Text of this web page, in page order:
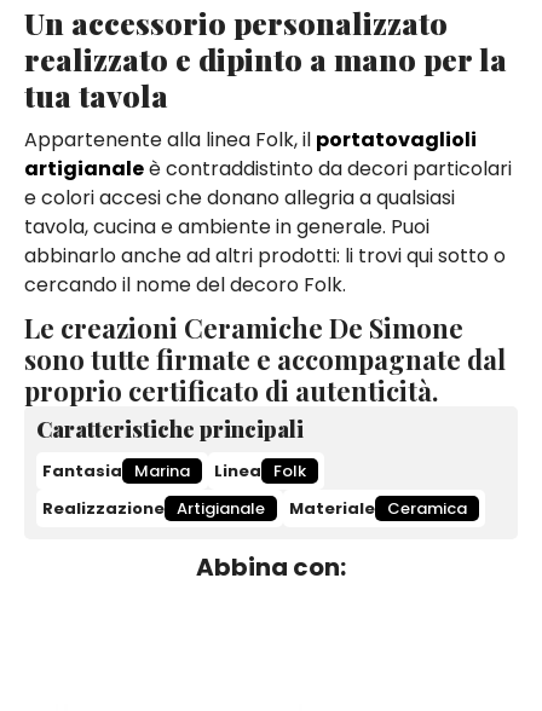
Un accessorio personalizzato
realizzato e dipinto a mano per la
tua tavola
Appartenente alla linea Folk, il portatovaglioli
artigianaleè contraddistinto da decori particolari
e colori accesi che donano allegria a qualsiasi
tavola, cucina e ambiente in generale. Puoi
abbinarlo anche ad altri prodotti: li trovi qui sotto o
cercando il nome del decoro Folk.
Le creazioni Ceramiche De Simone
sono tutte firmate e accompagnate dal
proprio certificato di autenticità.
Caratteristiche principali
Fantasia Marina Linea
Folk
Realizzazione Artigianale Materiale Ceramica
Abbina con: